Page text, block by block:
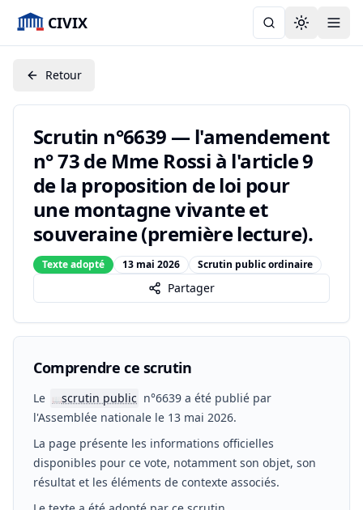
CIVIX Toggle
Retour
Scrutin n°6639 — l'amendement
n° 73 de Mme Rossi à l'article 9
de la proposition de loi pour
une montagne vivante et
souveraine (première lecture).
Texte adopté 13 mai 2026 Scrutin public ordinaire
Partager
Comprendre ce scrutin
Le 📖scrutin public n°6639 a été publié par
l'Assemblée nationale le 13 mai 2026.
La page présente les informations officielles
disponibles pour ce vote, notamment son objet, son
résultat et les éléments de contexte associés.